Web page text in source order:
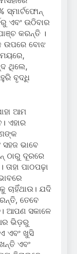
ସ୍ମାର୍ଟଫୋନ୍
ଏବଂ ଉଠିବାର
କରନ୍ତି ।
ଉପରେ ବୋଝ
ଥିଲେ,
ବୃଦ୍ଧି
ଆମ
ଏହାର
ଭାବେ
ଠାରୁ ଦୂରରେ
ପାଠପଢ଼ା
ଚାହିଁଥାଉ। ଯଦି
ତେବେ
ଆପଣ ସକାଳେ
ଭିଡ଼ରୁ
ଏବଂ ଖୁସି
ଏବଂ